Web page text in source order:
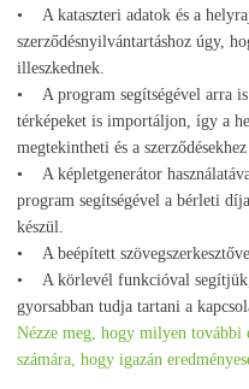
• A kataszteri adatok és a
szerződésnyilvántartáshoz úgy,
illeszkednek.
• A program segítségével arra
térképeket is importáljon, így a
megtekintheti és a
• A képletgenerátor
program segítségével a bérleti
készül.
• A beépített
• A körlevél funkcióval segítjük,
gyorsabban tudja tartani a
Nézze meg, hogy milyen további
számára, hogy igazán